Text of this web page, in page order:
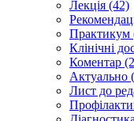
Лекція (42)
Практикум
Клінічні
Коментар
Актуально
Лист до